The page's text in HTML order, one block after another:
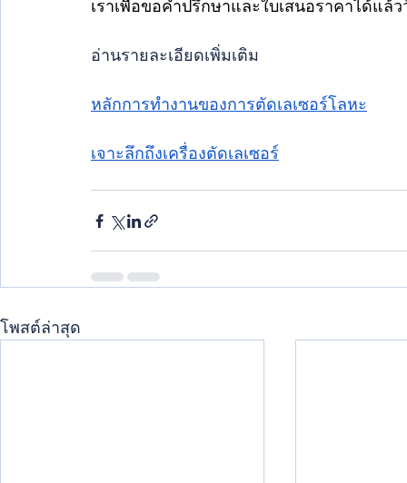
เราเพื่อขอคำปรึกษาและใบเสนอราคาได้แล้
อ่านรายละเอียดเพิ่มเติม
หลักการทำงานของการตัดเลเซอร์โลหะ
เจาะลึกถึงเครื่องตัดเลเซอร์
โพสต์ล่าสุด